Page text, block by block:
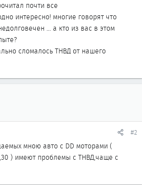
почти все
интересно! многие говорят что
... а кто из вас в этом
сломалось ТНВД от нашего
#2
мною авто с DD моторами (
) имеют проблемы с ТНВД,чаще с